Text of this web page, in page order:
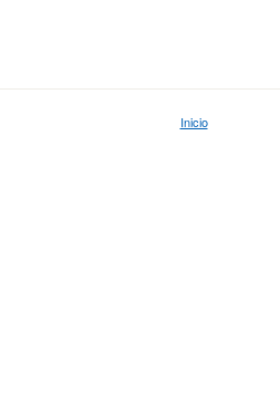
Inicio